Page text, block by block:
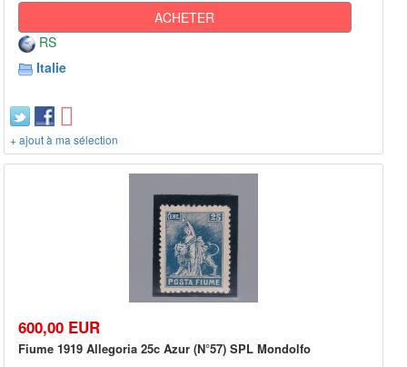
ACHETER
RS
Italie
+ ajout à ma sélection
600,00 EUR
Fiume 1919 Allegoria 25c Azur (N°57) SPL Mondolfo